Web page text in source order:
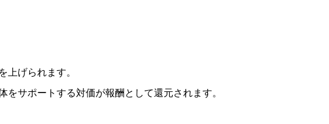
上げられます。
サポートする対価が報酬として還元されます。